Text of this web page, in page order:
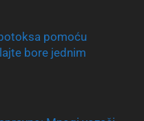
pomoću
bore jednim